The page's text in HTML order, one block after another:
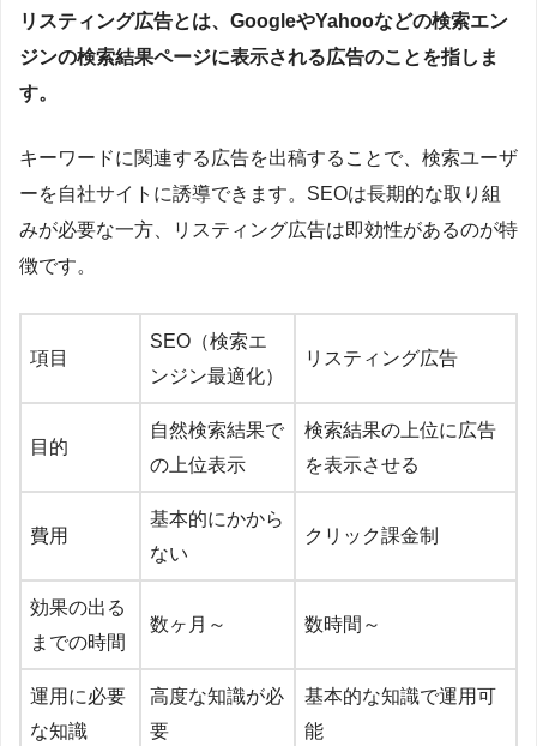
リスティング広告とは、GoogleやYahooなどの検索エン
ジンの検索結果ページに表示される広告のことを指しま
す。
キーワードに関連する広告を出稿することで、検索ユーザ
ーを自社サイトに誘導できます。SEOは長期的な取り組
みが必要な一方、リスティング広告は即効性があるのが特
徴です。
項目
SEO（検索エ
ンジン最適化）
リスティング広告
目的
自然検索結果で
の上位表示
検索結果の上位に広告
を表示させる
費用
基本的にかから
ない
クリック課金制
効果の出る
までの時間
数ヶ月～ 数時間～
運用に必要
な知識
高度な知識が必
要
基本的な知識で運用可
能